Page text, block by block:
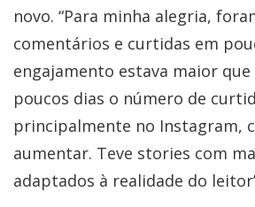
novo. “Para minha alegria,
comentários e curtidas em
engajamento estava maior
poucos dias o número de
principalmente no Instagram,
aumentar. Teve stories com
adaptados à realidade do